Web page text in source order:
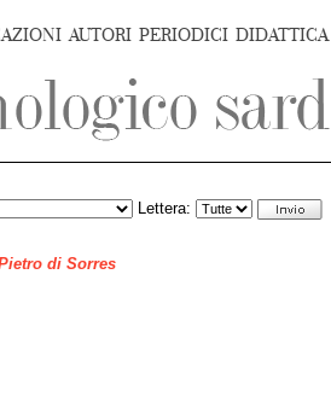
AUTORI PERIODICI DIDATTICA
Lettera:
di Sorres